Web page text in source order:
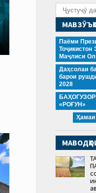
Паёми
Маҷлиси
Даҳсолаи
барои
2028
«РОҒУН»
Ҳамаи